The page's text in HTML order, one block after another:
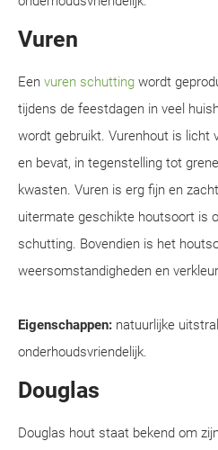
Vuren
Een vuren schutting wordt
tijdens de feestdagen in veel
wordt gebruikt. Vurenhout is licht
en bevat, in tegenstelling tot
kwasten. Vuren is erg fijn en
uitermate geschikte houtsoort is
schutting. Bovendien is het
weersomstandigheden en
Eigenschappen: natuurlijke
onderhoudsvriendelijk.
Douglas
Douglas hout staat bekend om